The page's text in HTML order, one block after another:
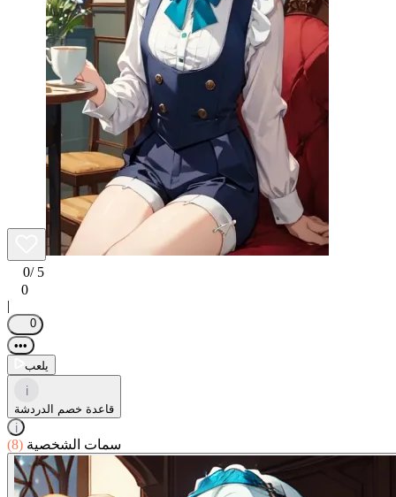
0/ 5
0
|
0
•••
يلعب
i
قاعدة خصم الدردشة
i
سمات الشخصية (8)